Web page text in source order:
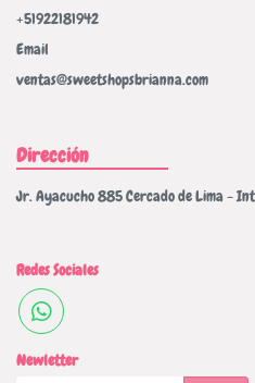
+51922181942
Email
ventas@sweetshopsbrianna.com
Dirección
Jr. Ayacucho 885 Cercado de Lima -
Redes Sociales
Newletter